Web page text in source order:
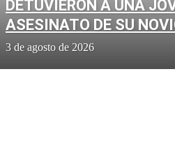
DETUVIERON A UNA
ASESINATO DE SU
3 de agosto de 2026